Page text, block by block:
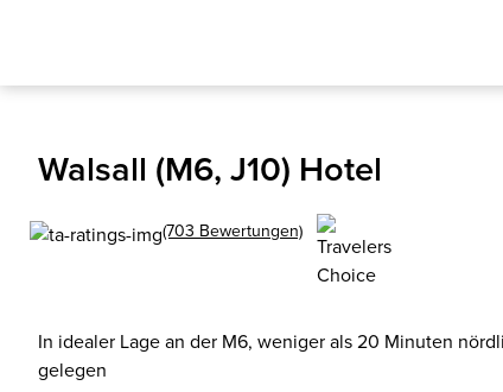
Walsall (M6, J10) Hotel
(703 Bewertungen)
In idealer Lage an der M6, weniger als 20 Minuten
gelegen